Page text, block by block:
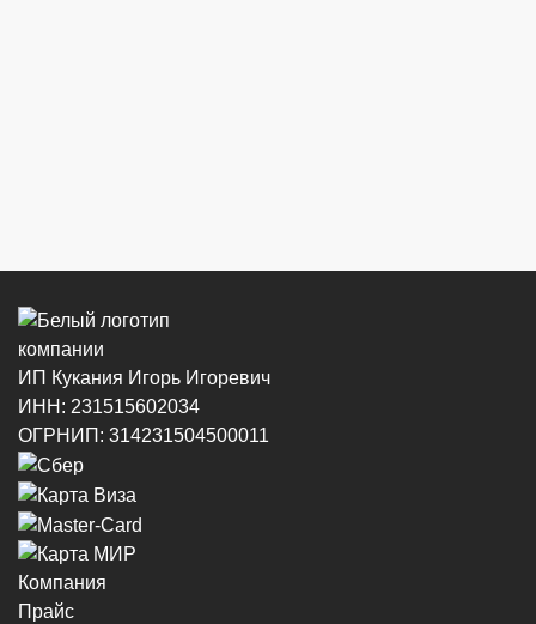
ИП Кукания Игорь Игоревич
ИНН: 231515602034
ОГРНИП: 314231504500011
Компания
Прайс